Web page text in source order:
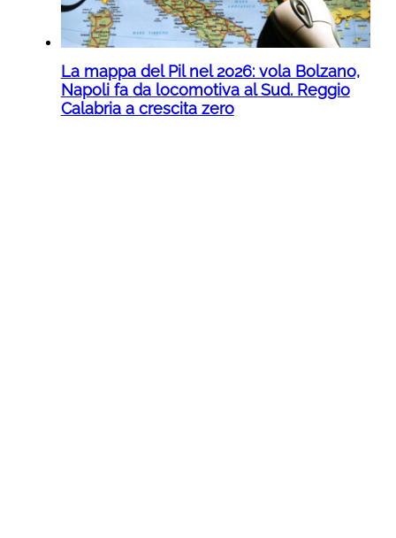
La mappa del Pil nel 2026: vola Bolzano,
Napoli fa da locomotiva al Sud. Reggio
Calabria a crescita zero